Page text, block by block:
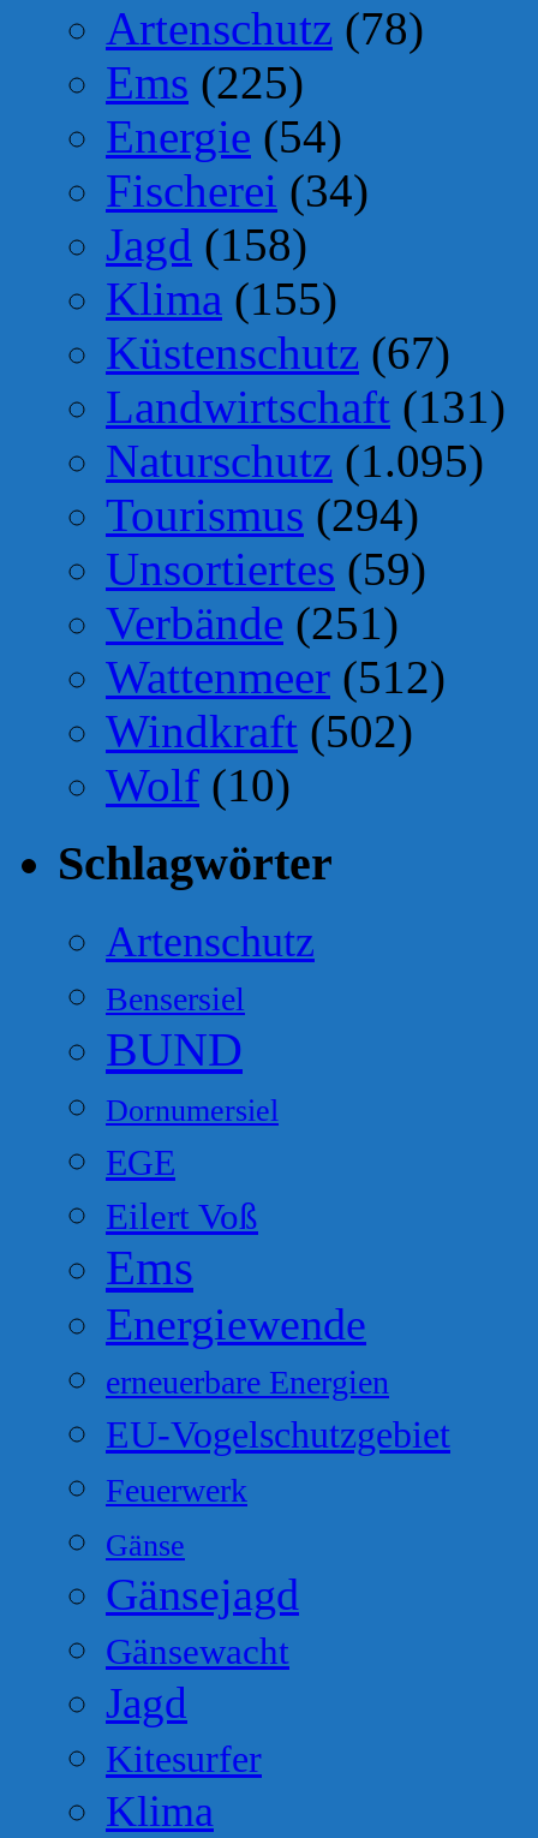
Artenschutz (78)
Ems (225)
Energie (54)
Fischerei (34)
Jagd (158)
Klima (155)
Küstenschutz (67)
Landwirtschaft (131)
Naturschutz (1.095)
Tourismus (294)
Unsortiertes (59)
Verbände (251)
Wattenmeer (512)
Windkraft (502)
Wolf (10)
Schlagwörter
Artenschutz
Bensersiel
BUND
Dornumersiel
EGE
Eilert Voß
Ems
Energiewende
erneuerbare Energien
EU-Vogelschutzgebiet
Feuerwerk
Gänse
Gänsejagd
Gänsewacht
Jagd
Kitesurfer
Klima